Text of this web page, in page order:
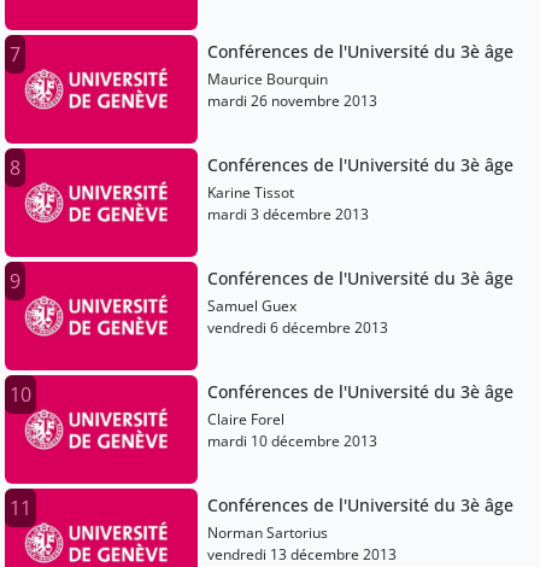
7 Conférences de l'Université du 3è âge
Maurice Bourquin
mardi 26 novembre 2013
8 Conférences de l'Université du 3è âge
Karine Tissot
mardi 3 décembre 2013
9 Conférences de l'Université du 3è âge
Samuel Guex
vendredi 6 décembre 2013
10 Conférences de l'Université du 3è âge
Claire Forel
mardi 10 décembre 2013
11 Conférences de l'Université du 3è âge
Norman Sartorius
vendredi 13 décembre 2013